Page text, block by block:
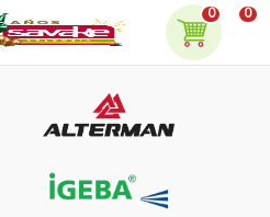
0 0